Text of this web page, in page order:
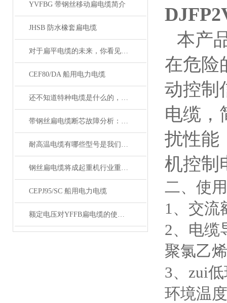
YVFBG 带钢丝移动扁电缆简介
JHSB 防水橡套扁电缆
对于扁平电缆的未来，你看见希望了吗？
CEF80/DA 船用电力电缆
还不知道特种电缆是什么的，请看这里！
带钢丝扁电缆断芯故障分析：从钢丝疲劳到导体断裂的连锁反应
耐高温电缆有哪些型号是我们不知道的
钢丝扁电缆将成起重机行业重要的一部分
CEPJ95/SC 船用电力电缆
额定电压对YFFB扁电缆的使用有何影响？
本产
在危险
动控制
电缆，
扰性能
机控制
二、使
1、交流
2、电缆
聚氯乙
3、zui
环境温